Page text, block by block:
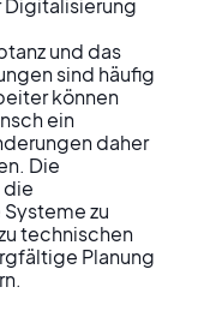
Digitalisierung
und das
sind häufig
können
ein
daher
Die
die
zu
technischen
Planung